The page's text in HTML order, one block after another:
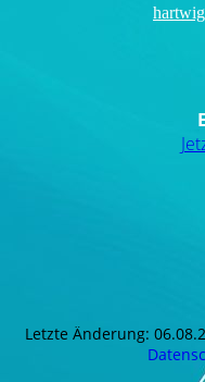
Letzte Änderung: